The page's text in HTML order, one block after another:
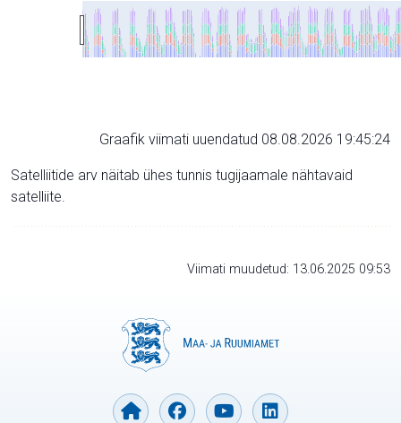
Graafik viimati uuendatud 08.08.2026 19:45:24
Satelliitide arv näitab ühes tunnis tugijaamale nähtavaid
satelliite.
Viimati muudetud: 13.06.2025 09:53